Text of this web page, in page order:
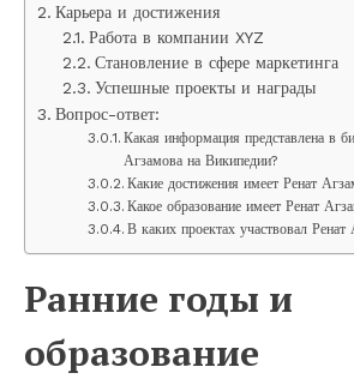
Карьера и достижения
Работа в компании XYZ
Становление в сфере маркетинга
Успешные проекты и награды
Вопрос-ответ:
Какая информация представлена в
Агзамова на Википедии?
Какие достижения имеет Ренат
Какое образование имеет Ренат
В каких проектах участвовал Ренат
Ранние годы и
образование